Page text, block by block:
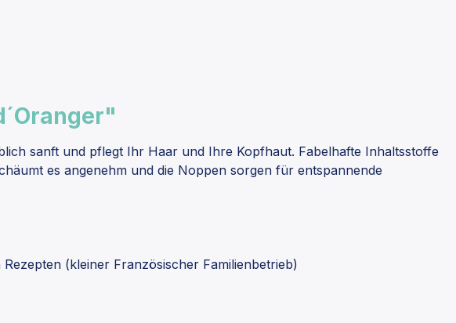
sanft und pflegt Ihr Haar und Ihre Kopfhaut. Fabelhafte Inhaltsstoffe
es angenehm und die Noppen sorgen für entspannende
(kleiner Französischer Familienbetrieb)